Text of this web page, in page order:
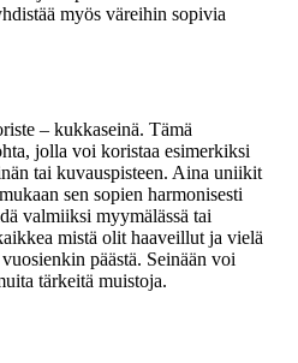
myös väreihin sopivia
– kukkaseinä. Tämä
jolla voi koristaa esimerkiksi
tai kuvauspisteen. Aina uniikit
sen sopien harmonisesti
valmiiksi myymälässä tai
mistä olit haaveillut ja vielä
päästä. Seinään voi
tärkeitä muistoja.